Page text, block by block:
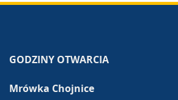
GODZINY OTWARCIA
Mrówka Chojnice